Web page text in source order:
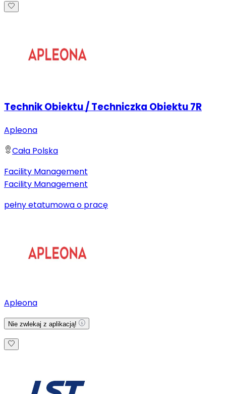
Technik Obiektu / Techniczka Obiektu 7R
Apleona
Cała Polska
Facility Management
Facility Management
pełny etatumowa o pracę
Apleona
Nie zwlekaj z aplikacją!